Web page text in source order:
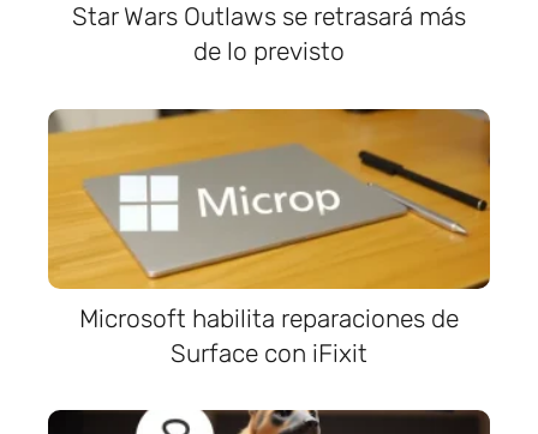
Star Wars Outlaws se retrasará más
de lo previsto
Microsoft habilita reparaciones de
Surface con iFixit